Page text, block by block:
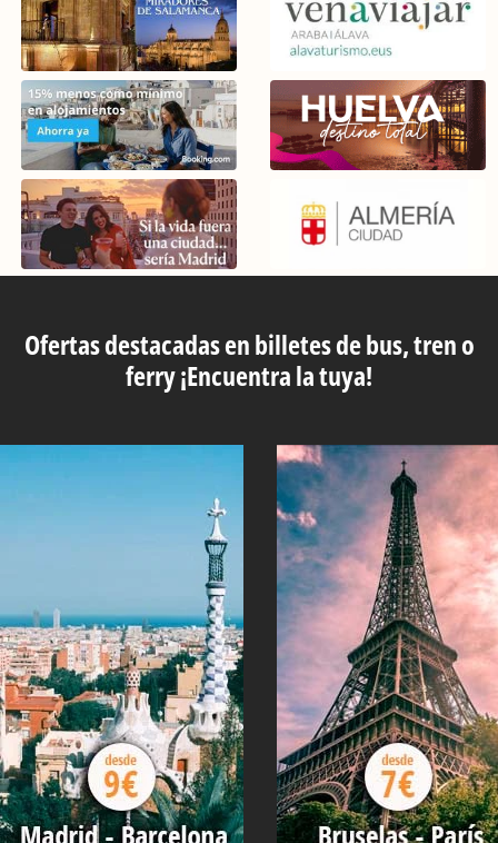
Ofertas destacadas en billetes de bus, tren o
ferry ¡Encuentra la tuya!